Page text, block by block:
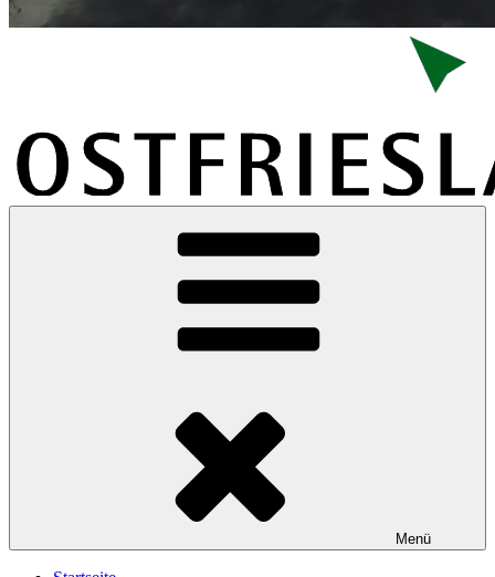
Eine weitere WordPress-Website
Menü